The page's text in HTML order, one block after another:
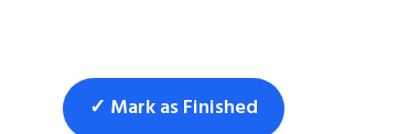
✓ Mark as Finished